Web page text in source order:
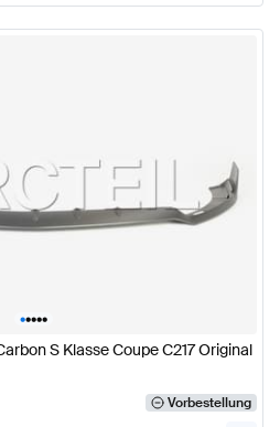
•••••
S Klasse Coupe C217 Original
Vorbestellung